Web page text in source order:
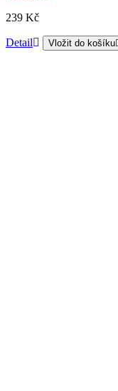
239 Kč
Detail Vložit do košíku